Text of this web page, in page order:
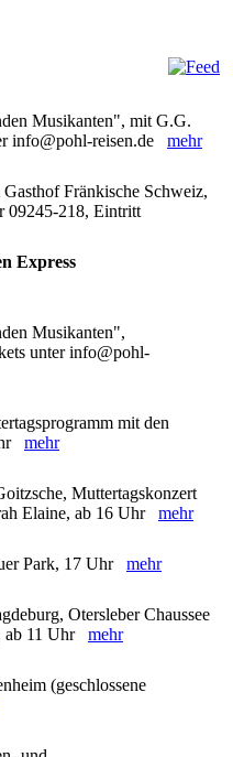
Musikanten", mit G.G.
info@pohl-reisen.de mehr
Fränkische Schweiz,
09245-218, Eintritt
Express
Musikanten",
unter info@pohl-
mit den
mehr
Muttertagskonzert
Elaine, ab 16 Uhr mehr
Park, 17 Uhr mehr
Otersleber Chaussee
ab 11 Uhr mehr
(geschlossene